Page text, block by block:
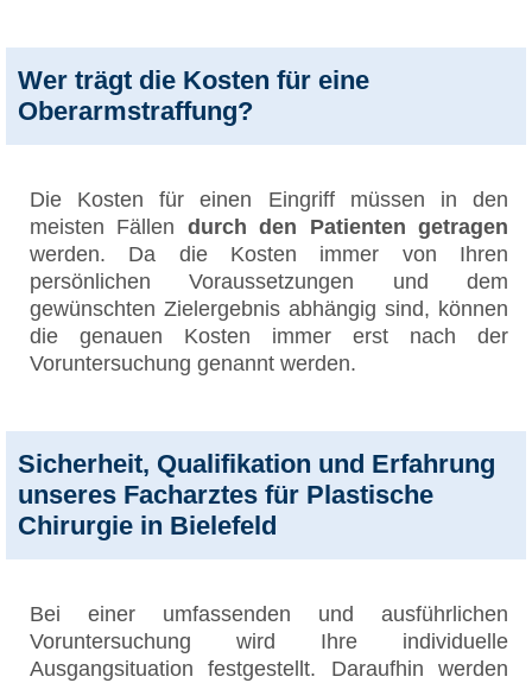
Wer trägt die Kosten für eine
Oberarmstraffung?
Die Kosten für einen Eingriff müssen in den
meisten Fällen durch den Patienten getragen
werden. Da die Kosten immer von Ihren
persönlichen Voraussetzungen und dem
gewünschten Zielergebnis abhängig sind, können
die genauen Kosten immer erst nach der
Voruntersuchung genannt werden.
Sicherheit, Qualifikation und Erfahrung
unseres Facharztes für Plastische
Chirurgie in Bielefeld
Bei einer umfassenden und ausführlichen
Voruntersuchung wird Ihre individuelle
Ausgangsituation festgestellt. Daraufhin werden